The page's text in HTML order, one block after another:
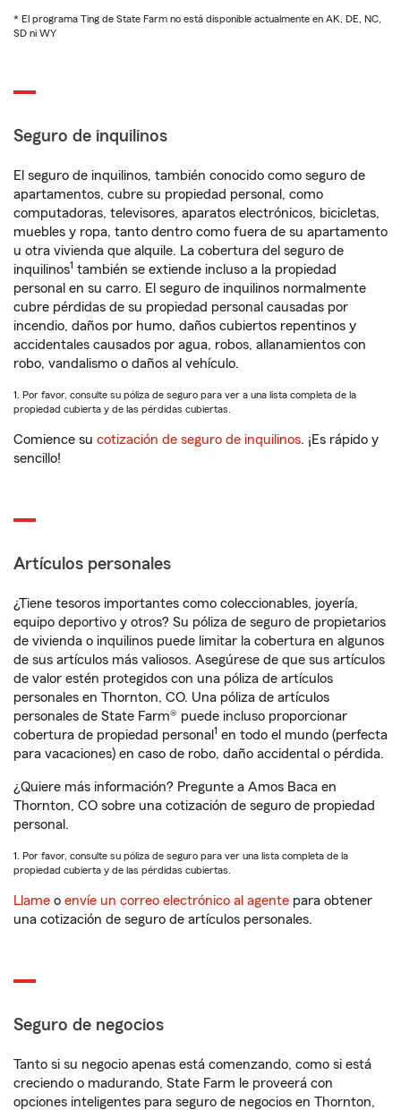
* El programa Ting de State Farm no está disponible actualmente en AK, DE, NC,
SD ni WY
Seguro de inquilinos
El seguro de inquilinos, también conocido como seguro de
apartamentos, cubre su propiedad personal, como
computadoras, televisores, aparatos electrónicos, bicicletas,
muebles y ropa, tanto dentro como fuera de su apartamento
u otra vivienda que alquile. La cobertura del seguro de
inquilinos1 también se extiende incluso a la propiedad
personal en su carro. El seguro de inquilinos normalmente
cubre pérdidas de su propiedad personal causadas por
incendio, daños por humo, daños cubiertos repentinos y
accidentales causados por agua, robos, allanamientos con
robo, vandalismo o daños al vehículo.
1. Por favor, consulte su póliza de seguro para ver a una lista completa de la
propiedad cubierta y de las pérdidas cubiertas.
Comience su cotización de seguro de inquilinos. ¡Es rápido y
sencillo!
Artículos personales
¿Tiene tesoros importantes como coleccionables, joyería,
equipo deportivo y otros? Su póliza de seguro de propietarios
de vivienda o inquilinos puede limitar la cobertura en algunos
de sus artículos más valiosos. Asegúrese de que sus artículos
de valor estén protegidos con una póliza de artículos
personales en Thornton, CO. Una póliza de artículos
personales de State Farm® puede incluso proporcionar
cobertura de propiedad personal 1 en todo el mundo (perfecta
para vacaciones) en caso de robo, daño accidental o pérdida.
¿Quiere más información? Pregunte a Amos Baca en
Thornton, CO sobre una cotización de seguro de propiedad
personal.
1. Por favor, consulte su póliza de seguro para ver una lista completa de la
propiedad cubierta y de las pérdidas cubiertas.
Llame o envíe un correo electrónico al agente para obtener
una cotización de seguro de artículos personales.
Seguro de negocios
Tanto si su negocio apenas está comenzando, como si está
creciendo o madurando, State Farm le proveerá con
opciones inteligentes para seguro de negocios en Thornton,